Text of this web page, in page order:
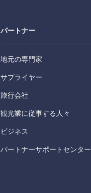
パートナー
地元の専門家
サプライヤー
旅行会社
観光業に従事する人々
ビジネス
パートナーサポートセンター